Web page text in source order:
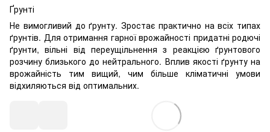
Ґрунті
Не вимогливий до ґрунту. Зростає практично на всіх типах
ґрунтів. Для отримання гарної врожайності придатні родючі
ґрунти, вільні від переущільнення з реакцією ґрунтового
розчину близького до нейтрального. Вплив якості ґрунту на
врожайність тим вищий, чим більше кліматичні умови
відхиляються від оптимальних.